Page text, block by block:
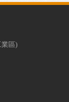
區)